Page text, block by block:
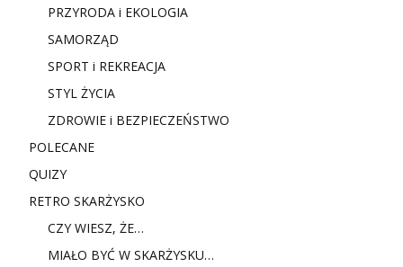
PRZYRODA i EKOLOGIA
SAMORZĄD
SPORT i REKREACJA
STYL ŻYCIA
ZDROWIE i BEZPIECZEŃSTWO
POLECANE
QUIZY
RETRO SKARŻYSKO
CZY WIESZ, ŻE…
MIAŁO BYĆ W SKARŻYSKU…